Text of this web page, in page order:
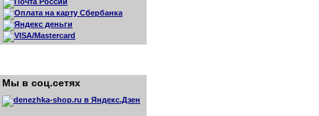
Мы в соц.сетях